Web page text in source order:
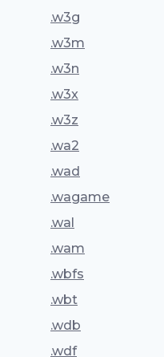
.w3g
.w3m
.w3n
.w3x
.w3z
.wa2
.wad
.wagame
.wal
.wam
.wbfs
.wbt
.wdb
.wdf